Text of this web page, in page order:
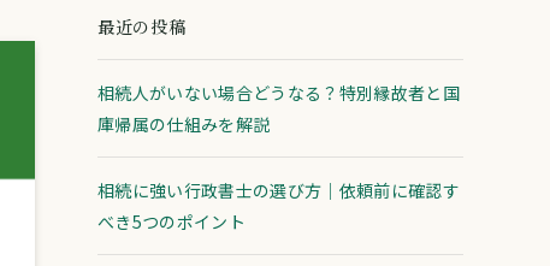
最近の投稿
相続人がいない場合どうなる？特別縁故者と国
庫帰属の仕組みを解説
相続に強い行政書士の選び方｜依頼前に確認す
べき5つのポイント